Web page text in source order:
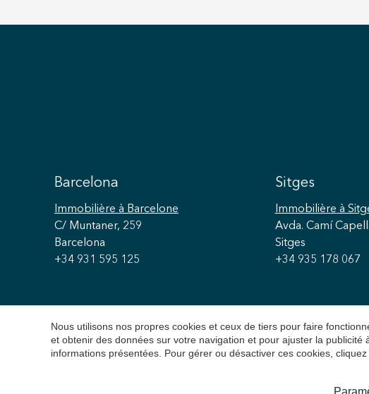
Barcelona
Immobilière à Barcelone
C/ Muntaner, 259
Barcelona
+34 931 595 125
Sitges
Immobilière à
Avda. Camí
Sitges
+34 935 178 067
Nous utilisons nos propres cookies et ceux de tiers pour faire
et obtenir des données sur votre navigation et pour ajuster la
informations présentées. Pour gérer ou désactiver ces cookies,